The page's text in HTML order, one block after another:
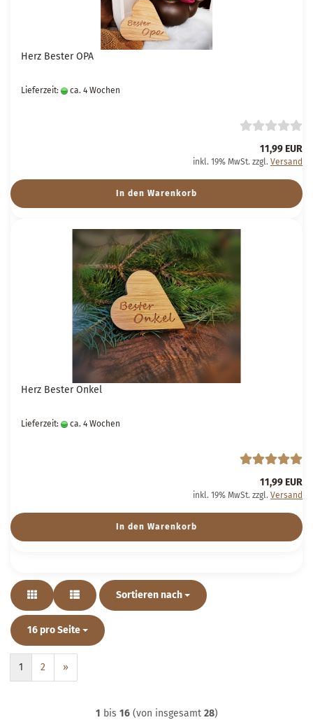
Herz Bester OPA
Lieferzeit: ca. 4 Wochen
11,99 EUR
inkl. 19% MwSt. zzgl. Versand
In den Warenkorb
Herz Bester Onkel
Lieferzeit: ca. 4 Wochen
11,99 EUR
inkl. 19% MwSt. zzgl. Versand
In den Warenkorb
Sortieren nach
Sortieren nach
16 pro Seite
pro Seite
1 2 »
1 bis 16(von insgesamt 28)